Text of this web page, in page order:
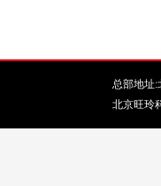
总部地址:
北京旺玲